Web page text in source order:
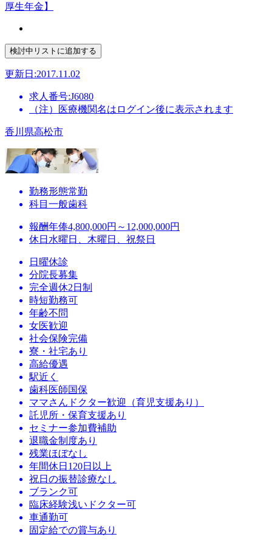
厚生年金】
更新日:2017.11.02
求人番号:J6080
（注）医療機関名はログイン後に表示されます
香川県高松市
勤務形態常勤
科目 一般歯科
報酬年俸4,800,000円～12,000,000円
休日 水曜日、木曜日、祝祭日
日曜休診
分院長募集
完全週休2日制
時短勤務可
年齢不問
女医歓迎
社会保険完備
寮・社宅あり
高給優遇
駅近く
歯科医師国保
ママさんドクター歓迎（育児支援あり）
託児所・保育支援あり
セミナー参加費補助
退職金制度あり
残業ほぼなし
年間休日120日以上
祝日の振替診療なし
ブランク可
臨床経験浅いドクター可
車通勤可
固定給での賞与あり